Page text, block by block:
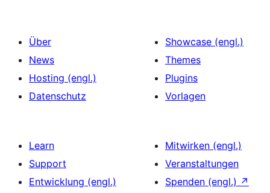
Über
News
Hosting (engl.)
Datenschutz
Showcase (engl.)
Themes
Plugins
Vorlagen
Learn
Support
Entwicklung (engl.)
Mitwirken (engl.)
Veranstaltungen
Spenden (engl.) ↗